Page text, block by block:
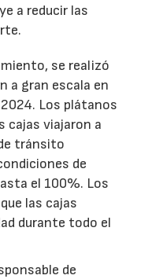
a reducir las
se realizó
a gran escala en
Los plátanos
cajas viajaron a
tránsito
de
el 100%. Los
las cajas
durante todo el
de